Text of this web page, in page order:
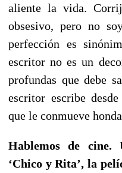
aliente la vida.
obsesivo, pero no
perfección es
escritor no es un
profundas que debe
escritor escribe
que le conmueve
Hablemos de cine.
‘Chico y Rita’, la